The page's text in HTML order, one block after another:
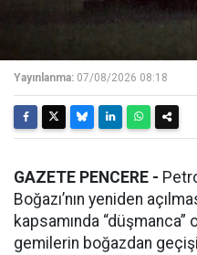
Yayınlanma: 07/08/2026 08:18
GAZETE PENCERE -
Boğazı’nın yeniden
kapsamında
gemilerin boğazdan